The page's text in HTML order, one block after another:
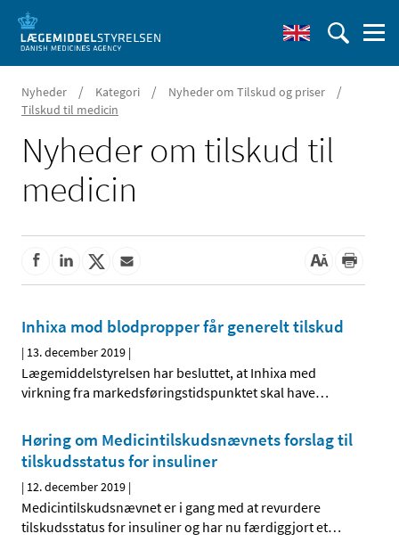
Nyheder / Kategori / Nyheder om Tilskud og priser /
Tilskud til medicin
Nyheder om tilskud til
medicin
Inhixa mod blodpropper får generelt tilskud
| 13. december 2019 |
Lægemiddelstyrelsen har besluttet, at Inhixa med
virkning fra markedsføringstidspunktet skal have…
Høring om Medicintilskudsnævnets forslag til
tilskudsstatus for insuliner
| 12. december 2019 |
Medicintilskudsnævnet er i gang med at revurdere
tilskudsstatus for insuliner og har nu færdiggjort et…